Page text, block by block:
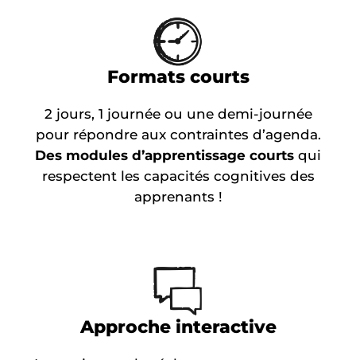
Formats courts
2 jours, 1 journée ou une demi-journée
pour répondre aux contraintes d’agenda.
Des modules d’apprentissage courts qui
respectent les capacités cognitives des
apprenants !
Approche interactive